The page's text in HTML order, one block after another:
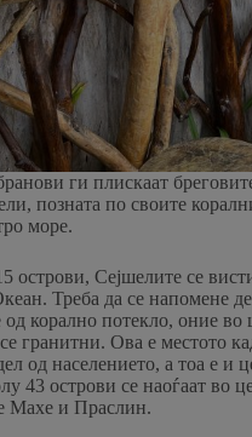
ги плискаат
позната по своите
море.
острови, Сејшелите се
Треба да се напомене
од корално потекло, оние во
гранитни. Ова е местото
од населението, а тоа е и
43 острови се наоѓаат во
Махе и Праслин.